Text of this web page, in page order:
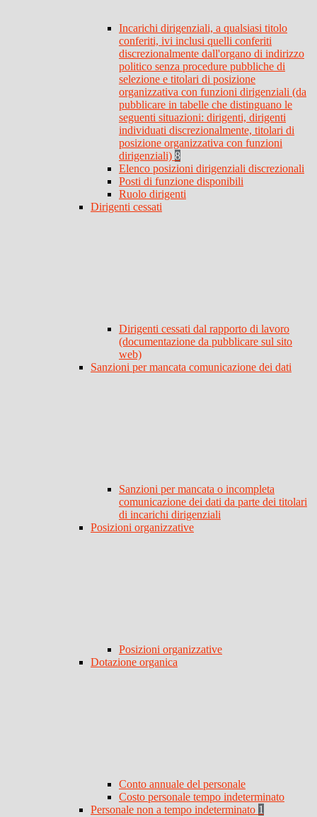
Incarichi dirigenziali, a qualsiasi titolo
conferiti, ivi inclusi quelli conferiti
discrezionalmente dall'organo di indirizzo
politico senza procedure pubbliche di
selezione e titolari di posizione
organizzativa con funzioni dirigenziali (da
pubblicare in tabelle che distinguano le
seguenti situazioni: dirigenti, dirigenti
individuati discrezionalmente, titolari di
posizione organizzativa con funzioni
dirigenziali) 8
Elenco posizioni dirigenziali discrezionali
Posti di funzione disponibili
Ruolo dirigenti
Dirigenti cessati
Dirigenti cessati dal rapporto di lavoro
(documentazione da pubblicare sul sito
web)
Sanzioni per mancata comunicazione dei dati
Sanzioni per mancata o incompleta
comunicazione dei dati da parte dei titolari
di incarichi dirigenziali
Posizioni organizzative
Posizioni organizzative
Dotazione organica
Conto annuale del personale
Costo personale tempo indeterminato
Personale non a tempo indeterminato 1